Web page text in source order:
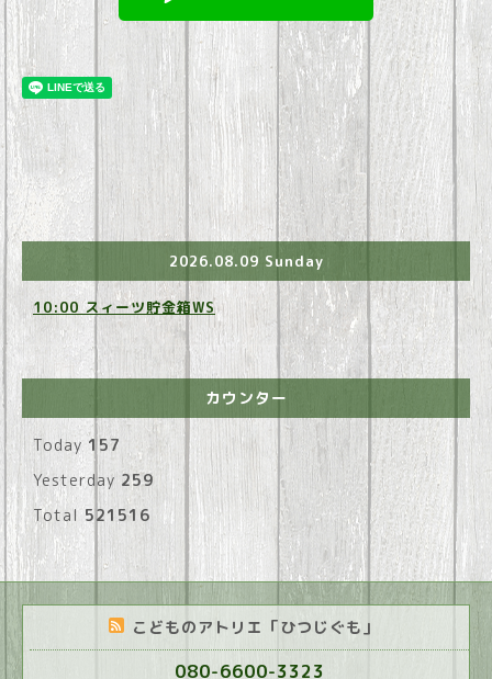
2026.08.09 Sunday
10:00 スィーツ貯金箱WS
カウンター
Today 157
Yesterday 259
Total521516
こどものアトリエ「ひつじぐも」
080-6600-3323